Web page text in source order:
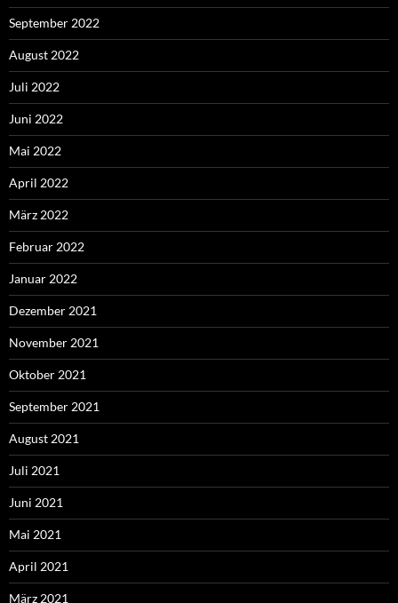
September 2022
August 2022
Juli 2022
Juni 2022
Mai 2022
April 2022
März 2022
Februar 2022
Januar 2022
Dezember 2021
November 2021
Oktober 2021
September 2021
August 2021
Juli 2021
Juni 2021
Mai 2021
April 2021
März 2021